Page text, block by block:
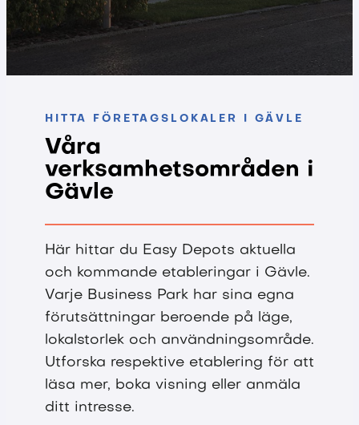
HITTA FÖRETAGSLOKALER I GÄVLE
Våra
verksamhetsområden i
Gävle
Här hittar du Easy Depots aktuella
och kommande etableringar i Gävle.
Varje Business Park har sina egna
förutsättningar beroende på läge,
lokalstorlek och användningsområde.
Utforska respektive etablering för att
läsa mer, boka visning eller anmäla
ditt intresse.